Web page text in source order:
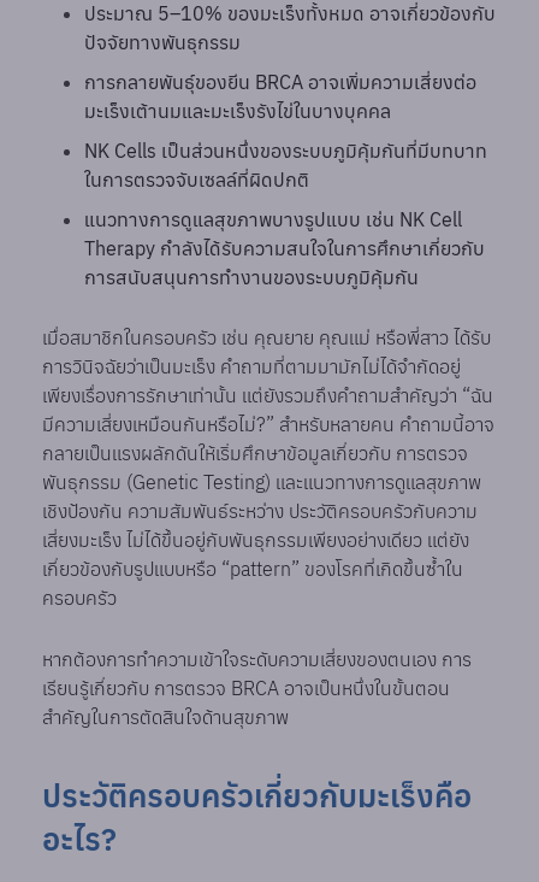
ประมาณ 5–10% ของมะเร็งทั้งหมด อาจเกี่ยวข้องกับ
ปัจจัยทางพันธุกรรม
การกลายพันธุ์ของยีน BRCA อาจเพิ่มความเสี่ยงต่อ
มะเร็งเต้านมและมะเร็งรังไข่ในบางบุคคล
NK Cells เป็นส่วนหนึ่งของระบบภูมิคุ้มกันที่มีบทบาท
ในการตรวจจับเซลล์ที่ผิดปกติ
แนวทางการดูแลสุขภาพบางรูปแบบ เช่น NK Cell
Therapy กำลังได้รับความสนใจในการศึกษาเกี่ยวกับ
การสนับสนุนการทำงานของระบบภูมิคุ้มกัน
เมื่อสมาชิกในครอบครัว เช่น คุณยาย คุณแม่ หรือพี่สาว ได้รับ
การวินิจฉัยว่าเป็นมะเร็ง คำถามที่ตามมามักไม่ได้จำกัดอยู่
เพียงเรื่องการรักษาเท่านั้น แต่ยังรวมถึงคำถามสำคัญว่า “ฉัน
มีความเสี่ยงเหมือนกันหรือไม่?” สำหรับหลายคน คำถามนี้อาจ
กลายเป็นแรงผลักดันให้เริ่มศึกษาข้อมูลเกี่ยวกับ การตรวจ
พันธุกรรม (Genetic Testing) และแนวทางการดูแลสุขภาพ
เชิงป้องกัน ความสัมพันธ์ระหว่าง ประวัติครอบครัวกับความ
เสี่ยงมะเร็ง ไม่ได้ขึ้นอยู่กับพันธุกรรมเพียงอย่างเดียว แต่ยัง
เกี่ยวข้องกับรูปแบบหรือ “pattern” ของโรคที่เกิดขึ้นซ้ำใน
ครอบครัว
หากต้องการทำความเข้าใจระดับความเสี่ยงของตนเอง การ
เรียนรู้เกี่ยวกับ การตรวจ BRCA อาจเป็นหนึ่งในขั้นตอน
สำคัญในการตัดสินใจด้านสุขภาพ
ประวัติครอบครัวเกี่ยวกับมะเร็งคือ
อะไร?